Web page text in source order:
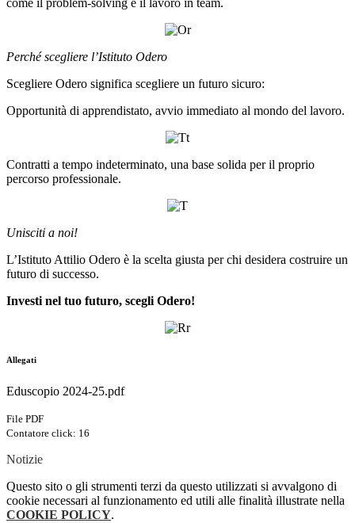
come il problem-solving e il lavoro in team.
Perché scegliere l’Istituto Odero
Scegliere Odero significa scegliere un futuro sicuro:
Opportunità di apprendistato, avvio immediato al mondo del lavoro.
Contratti a tempo indeterminato, una base solida per il proprio
percorso professionale.
Unisciti a noi!
L’Istituto Attilio Odero è la scelta giusta per chi desidera costruire un
futuro di successo.
Investi nel tuo futuro, scegli Odero!
Allegati
Eduscopio 2024-25.pdf
File PDF
Contatore click: 16
Notizie
Questo sito o gli strumenti terzi da questo utilizzati si avvalgono di
cookie necessari al funzionamento ed utili alle finalità illustrate nella
COOKIE POLICY.